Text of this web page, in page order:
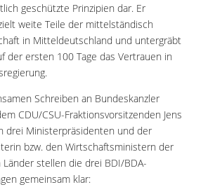
geschützte Prinzipien dar. Er
weite Teile der mittelständisch
in Mitteldeutschland und untergräbt
der ersten 100 Tage das Vertrauen in
Schreiben an Bundeskanzler
CDU/CSU-Fraktionsvorsitzenden Jens
drei Ministerpräsidenten und der
bzw. den Wirtschaftsministern der
stellen die drei BDI/BDA-
gemeinsam klar: